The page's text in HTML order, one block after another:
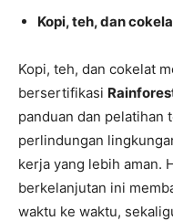
Kopi, teh, dan
Kopi, teh, dan cokelat
bersertifikasi
panduan dan pelatihan
perlindungan
kerja yang lebih aman.
berkelanjutan ini
waktu ke waktu,